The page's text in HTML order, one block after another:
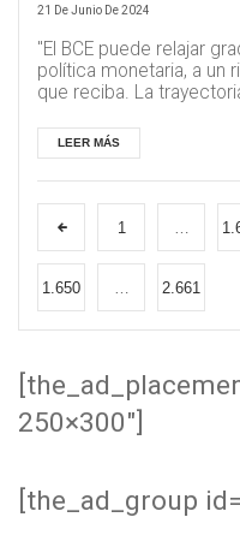
21 De Junio De 2024
"El BCE puede relajar
política monetaria, a un
que reciba. La
LEER MÁS
1
1.650 2.661
250×300″]
[the_ad_group